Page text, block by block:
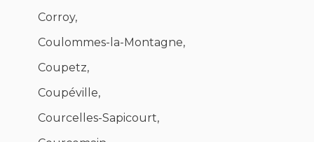
Corroy,
Coulommes-la-Montagne,
Coupetz,
Coupéville,
Courcelles-Sapicourt,